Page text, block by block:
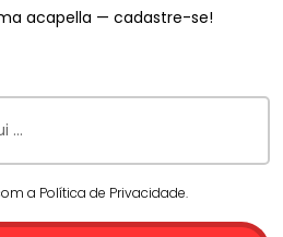
acapella — cadastre-se!
a Política de Privacidade.